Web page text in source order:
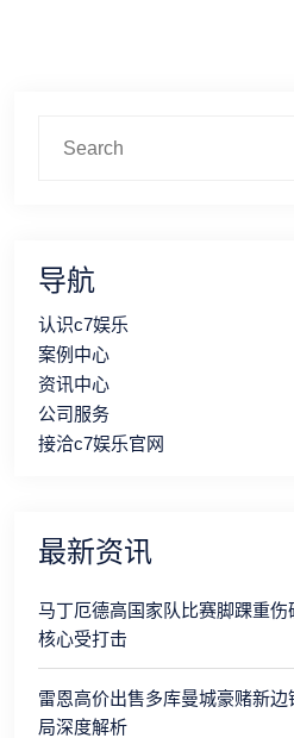
导航
认识c7娱乐
案例中心
资讯中心
公司服务
接洽c7娱乐官网
最新资讯
马丁厄德高国家队比赛脚踝重
核心受打击
雷恩高价出售多库曼城豪赌新
局深度解析